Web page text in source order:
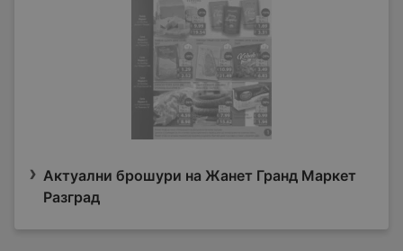
Актуални брошури на Жанет Гранд Маркет
Разград